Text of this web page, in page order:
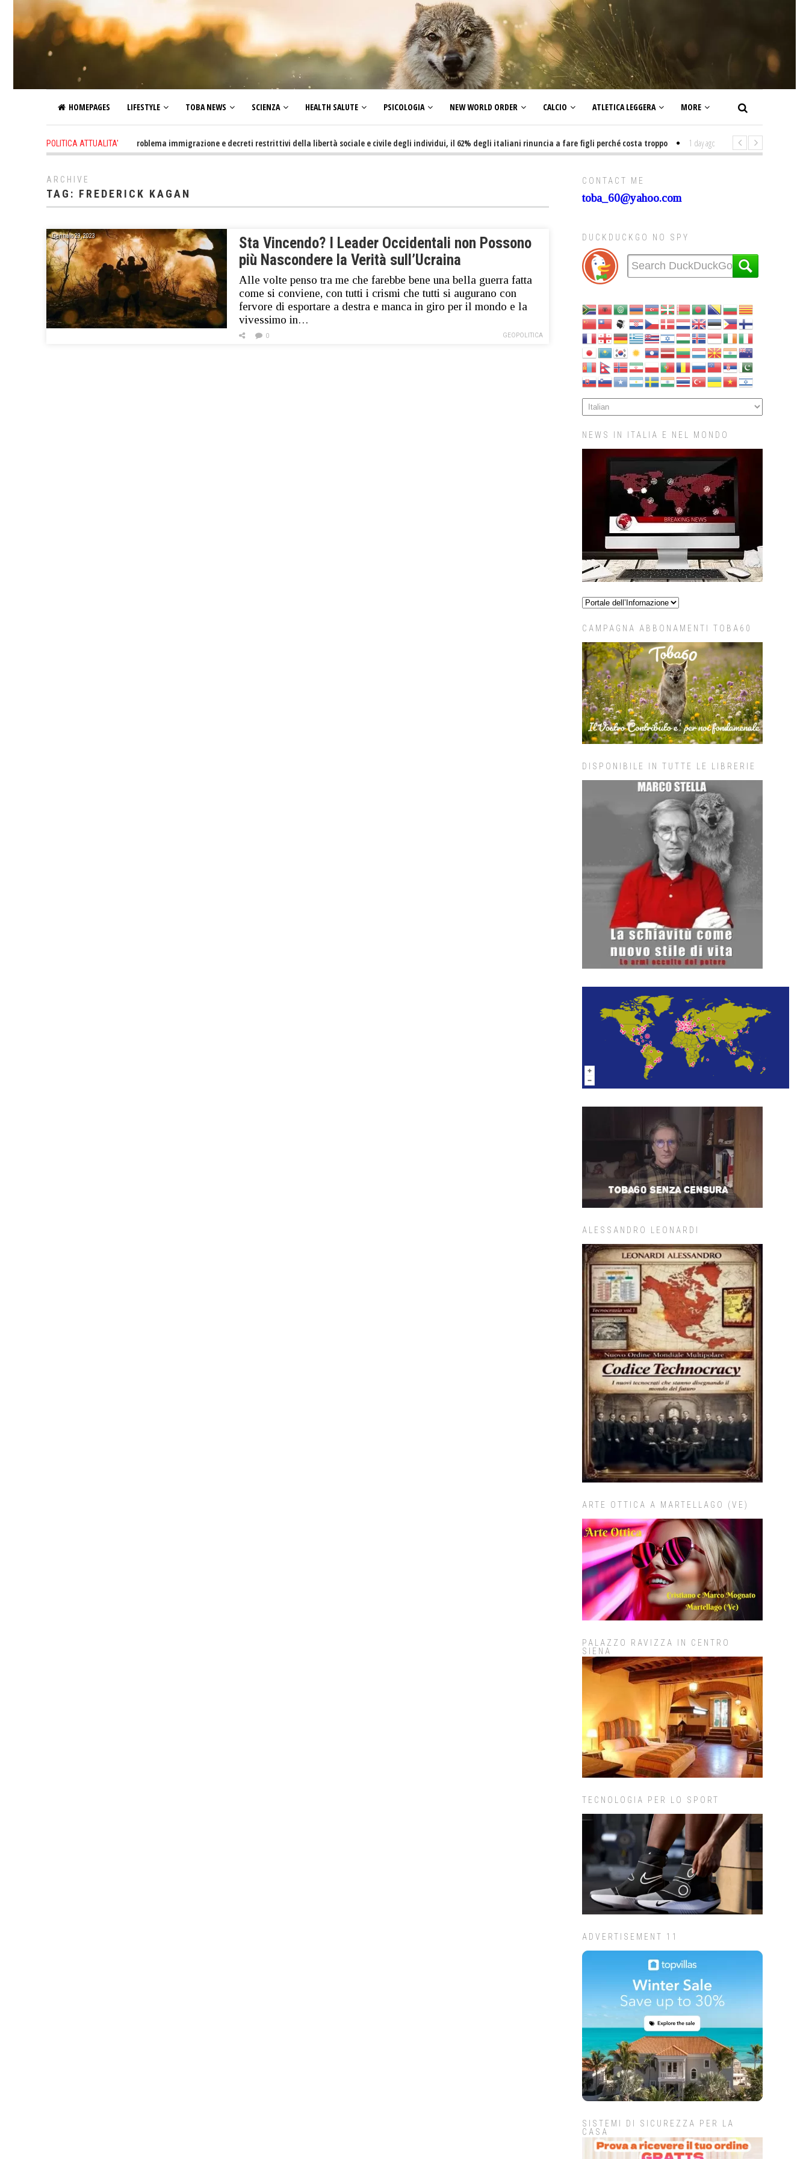
HOMEPAGES LIFESTYLE TOBA NEWS SCIENZA HEALTH SALUTE PSICOLOGIA NEW WORLD ORDER CALCIO ATLETICA LEGGERA MORE
POLITICA ATTUALITA'
9 hours ago - Altro che problema immigrazione e decreti restrittivi della libertà sociale e civile degli individui, il 62% degli italiani rinuncia a fare figli perché costa troppo 1 day ago - Non mi interesso di politica
ARCHIVE
TAG: FREDERICK KAGAN
Gennaio 29, 2023
Sta Vincendo? I Leader Occidentali non Possono
più Nascondere la Verità sull’Ucraina
Alle volte penso tra me che farebbe bene una bella guerra fatta
come si conviene, con tutti i crismi che tutti si augurano con
fervore di esportare a destra e manca in giro per il mondo e la
vivessimo in…
GEOPOLITICA
0
CONTACT ME
toba_60@yahoo.com
DUCKDUCKGO NO SPY
NEWS IN ITALIA E NEL MONDO
CAMPAGNA ABBONAMENTI TOBA60
DISPONIBILE IN TUTTE LE LIBRERIE
ALESSANDRO LEONARDI
ARTE OTTICA A MARTELLAGO (VE)
PALAZZO RAVIZZA IN CENTRO
SIENA
TECNOLOGIA PER LO SPORT
ADVERTISEMENT 11
SISTEMI DI SICUREZZA PER LA
CASA